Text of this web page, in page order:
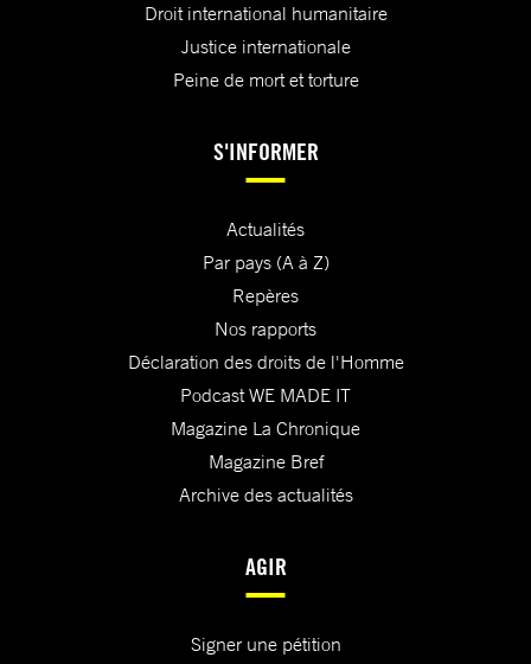
Droit international humanitaire
Justice internationale
Peine de mort et torture
S'INFORMER
Actualités
Par pays (A à Z)
Repères
Nos rapports
Déclaration des droits de l'Homme
Podcast WE MADE IT
Magazine La Chronique
Magazine Bref
Archive des actualités
AGIR
Signer une pétition